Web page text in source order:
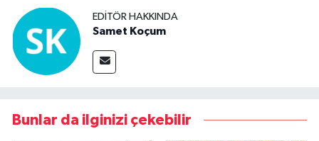
EDITÖR HAKKINDA
Samet Koçum
Bunlar da ilginizi çekebilir